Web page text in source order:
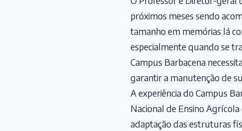
próximos meses sendo
tamanho em memórias lá
especialmente quando se
Campus Barbacena
garantir a manutenção de
A experiência do Campus
Nacional de Ensino
adaptação das estruturas